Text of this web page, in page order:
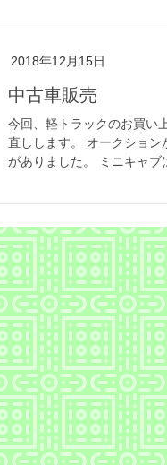
2018年12月15日
中古車販売
今回、軽トラックのお買い
直しします。 オークション
がありました。 ミニキャ